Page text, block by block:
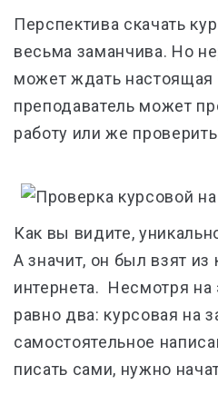
Перспектива скачать
весьма заманчива. Но
может ждать настоящая
преподаватель может
работу или же
Как вы видите,
А значит, он был взят из
интернета. Несмотря на
равно два: курсовая на
самостоятельное
писать сами, нужно